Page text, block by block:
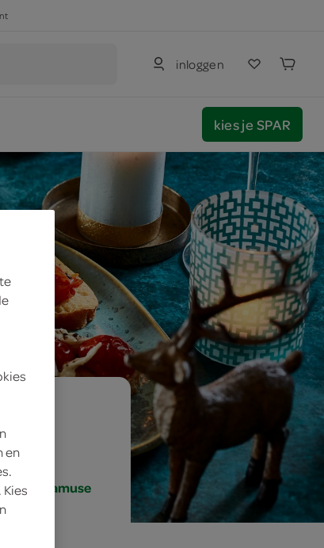
inloggen
kies je SPAR
amuse
en